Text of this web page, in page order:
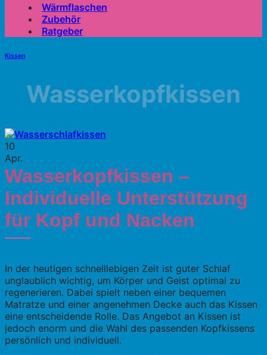
Wärmflaschen
Zubehör
Ratgeber
Kissen
Wasserkopfkissen
10
Apr.
Wasserkopfkissen –
Individuelle Unterstützung
für Kopf und Nacken
In der heutigen schnelllebigen Zeit ist guter Schlaf
unglaublich wichtig, um Körper und Geist optimal zu
regenerieren. Dabei spielt neben einer bequemen
Matratze und einer angenehmen Decke auch das Kissen
eine entscheidende Rolle. Das Angebot an Kissen ist
jedoch enorm und die Wahl des passenden Kopfkissens
persönlich und individuell.